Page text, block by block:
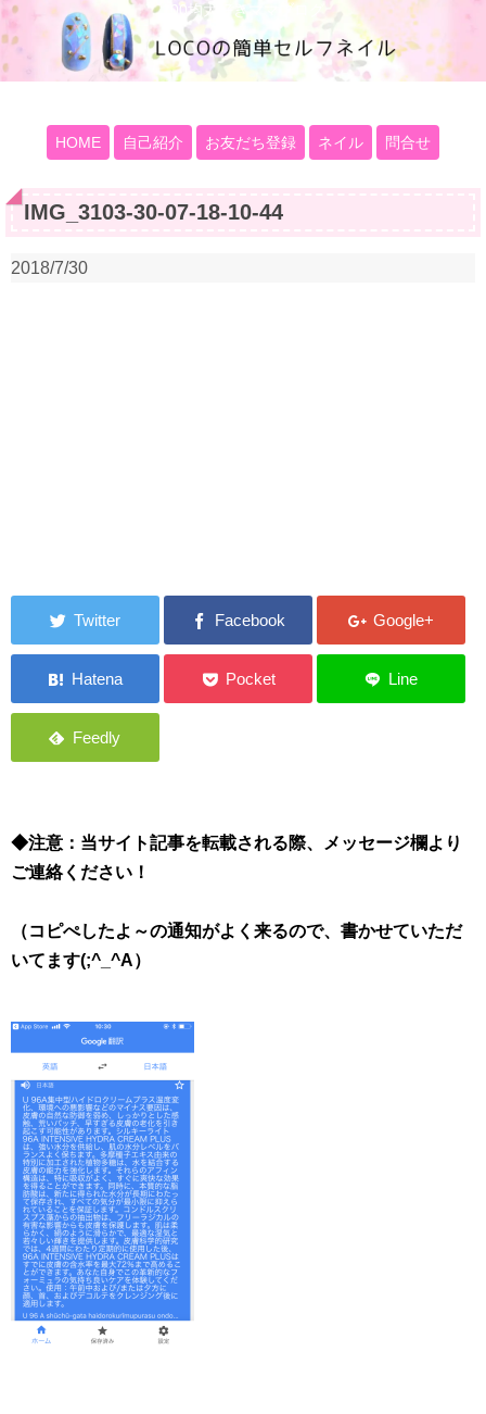
100均大好きママブログ
HOME 自己紹介 お友だち登録 ネイル 問合せ
IMG_3103-30-07-18-10-44
2018/7/30
◆注意：当サイト記事を転載される際、メッセージ欄より
ご連絡ください！
（コピぺしたよ～の通知がよく来るので、書かせていただ
いてます(;^_^A）